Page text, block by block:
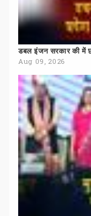
डबल इंजन सरकार की में
Aug 09, 2026